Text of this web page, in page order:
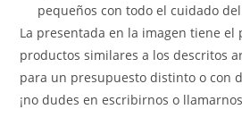
pequeños con todo el cuidado
La presentada en la imagen tiene el
productos similares a los descritos
para un presupuesto distinto o con
¡no dudes en escribirnos o